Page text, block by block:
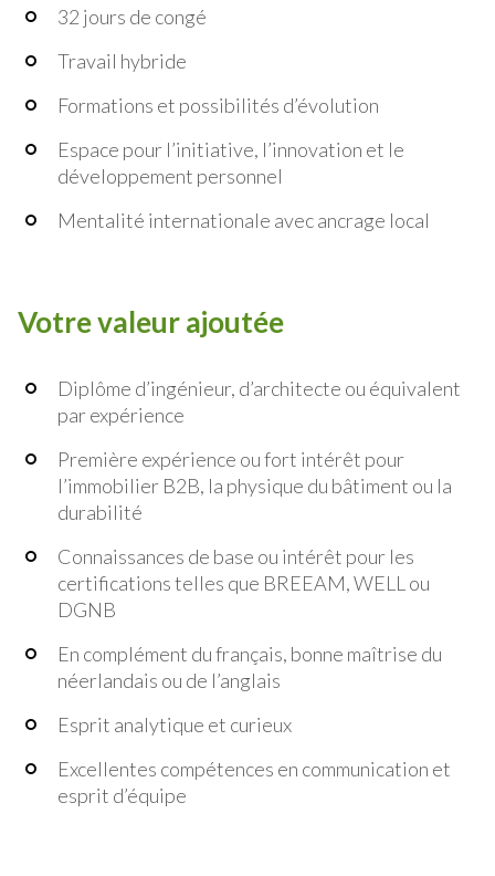
32 jours de congé
Travail hybride
Formations et possibilités d’évolution
Espace pour l’initiative, l’innovation et le
développement personnel
Mentalité internationale avec ancrage local
Votre valeur ajoutée
Diplôme d’ingénieur, d’architecte ou équivalent
par expérience
Première expérience ou fort intérêt pour
l’immobilier B2B, la physique du bâtiment ou la
durabilité
Connaissances de base ou intérêt pour les
certifications telles que BREEAM, WELL ou
DGNB
En complément du français, bonne maîtrise du
néerlandais ou de l’anglais
Esprit analytique et curieux
Excellentes compétences en communication et
esprit d’équipe